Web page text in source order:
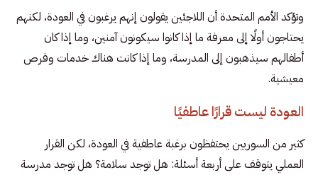
وتؤكد الأمم المتحدة أن اللاجئين يقولون إنهم يرغبون في العودة، لكنهم
يحتاجون أولًا إلى معرفة ما إذا كانوا سيكونون آمنين، وما إذا كان
أطفالهم سيذهبون إلى المدرسة، وما إذا كانت هناك خدمات وفرص
معيشية.
العودة ليست قرارًا عاطفيًا
كثير من السوريين يحتفظون برغبة عاطفية في العودة، لكن القرار
العملي يتوقف على أربعة أسئلة: هل توجد سلامة؟ هل توجد مدرسة